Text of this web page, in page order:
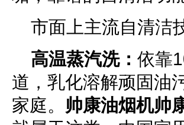
市面上主流自清洁
高温蒸汽洗： 依靠
道，乳化溶解顽固油
家庭。 帅康油烟机帅